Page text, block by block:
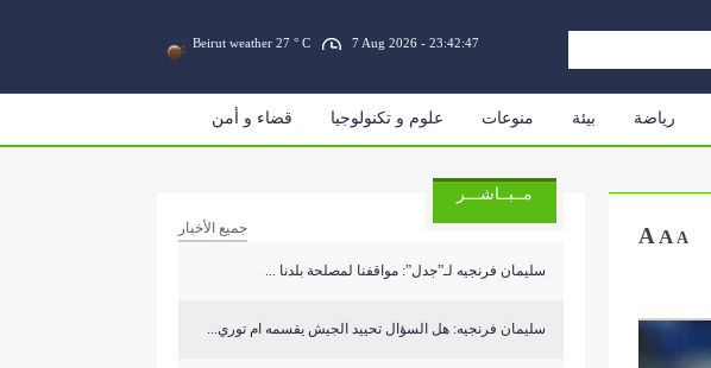
Beirut weather 27 ° C 7 Aug 2026 - 23:42:47
رياضة بيئة منوعات علوم و تكنولوجيا قضاء و أمن
A A A
مــبــاشـــر
جميع الأخبار
سليمان فرنجيه لـ”جدل”: مواقفنا لمصلحة بلدنا ...
سليمان فرنجيه: هل السؤال تحييد الجيش يقسمه ام توري...